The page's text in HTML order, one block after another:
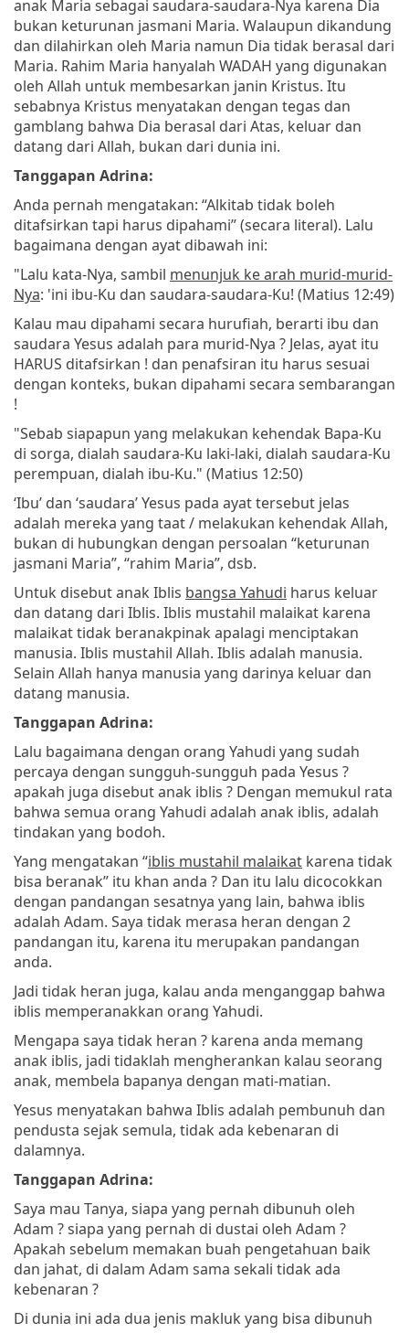
anak Maria sebagai saudara-saudara-Nya karena Dia
bukan keturunan jasmani Maria. Walaupun dikandung
dan dilahirkan oleh Maria namun Dia tidak berasal dari
Maria. Rahim Maria hanyalah WADAH yang digunakan
oleh Allah untuk membesarkan janin Kristus. Itu
sebabnya Kristus menyatakan dengan tegas dan
gamblang bahwa Dia berasal dari Atas, keluar dan
datang dari Allah, bukan dari dunia ini.
Tanggapan Adrina:
Anda pernah mengatakan: “Alkitab tidak boleh
ditafsirkan tapi harus dipahami” (secara literal). Lalu
bagaimana dengan ayat dibawah ini:
"Lalu kata-Nya, sambil menunjuk ke arah murid-murid-
Nya: 'ini ibu-Ku dan saudara-saudara-Ku! (Matius 12:49)
Kalau mau dipahami secara hurufiah, berarti ibu dan
saudara Yesus adalah para murid-Nya ? Jelas, ayat itu
HARUS ditafsirkan ! dan penafsiran itu harus sesuai
dengan konteks, bukan dipahami secara sembarangan
!
"Sebab siapapun yang melakukan kehendak Bapa-Ku
di sorga, dialah saudara-Ku laki-laki, dialah saudara-Ku
perempuan, dialah ibu-Ku." (Matius 12:50)
‘Ibu’ dan ‘saudara’ Yesus pada ayat tersebut jelas
adalah mereka yang taat / melakukan kehendak Allah,
bukan di hubungkan dengan persoalan “keturunan
jasmani Maria”, “rahim Maria”, dsb.
Untuk disebut anak Iblis bangsa Yahudi harus keluar
dan datang dari Iblis. Iblis mustahil malaikat karena
malaikat tidak beranakpinak apalagi menciptakan
manusia. Iblis mustahil Allah. Iblis adalah manusia.
Selain Allah hanya manusia yang darinya keluar dan
datang manusia.
Tanggapan Adrina:
Lalu bagaimana dengan orang Yahudi yang sudah
percaya dengan sungguh-sungguh pada Yesus ?
apakah juga disebut anak iblis ? Dengan memukul rata
bahwa semua orang Yahudi adalah anak iblis, adalah
tindakan yang bodoh.
Yang mengatakan “iblis mustahil malaikat karena tidak
bisa beranak” itu khan anda ? Dan itu lalu dicocokkan
dengan pandangan sesatnya yang lain, bahwa iblis
adalah Adam. Saya tidak merasa heran dengan 2
pandangan itu, karena itu merupakan pandangan
anda.
Jadi tidak heran juga, kalau anda menganggap bahwa
iblis memperanakkan orang Yahudi.
Mengapa saya tidak heran ? karena anda memang
anak iblis, jadi tidaklah mengherankan kalau seorang
anak, membela bapanya dengan mati-matian.
Yesus menyatakan bahwa Iblis adalah pembunuh dan
pendusta sejak semula, tidak ada kebenaran di
dalamnya.
Tanggapan Adrina:
Saya mau Tanya, siapa yang pernah dibunuh oleh
Adam ? siapa yang pernah di dustai oleh Adam ?
Apakah sebelum memakan buah pengetahuan baik
dan jahat, di dalam Adam sama sekali tidak ada
kebenaran ?
Di dunia ini ada dua jenis makluk yang bisa dibunuh